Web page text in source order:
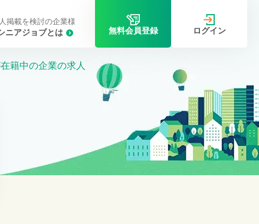
ニアジョブとは
掲載を検討の企業様
無料会員登録 ログイン
籍中の企業の求人